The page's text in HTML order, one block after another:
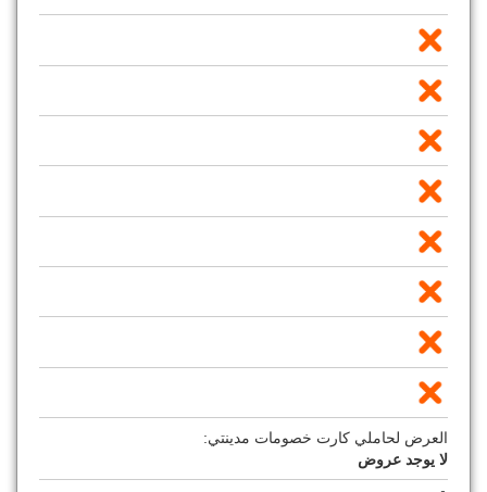
العرض لحاملي كارت خصومات مدينتي:
لا يوجد عروض